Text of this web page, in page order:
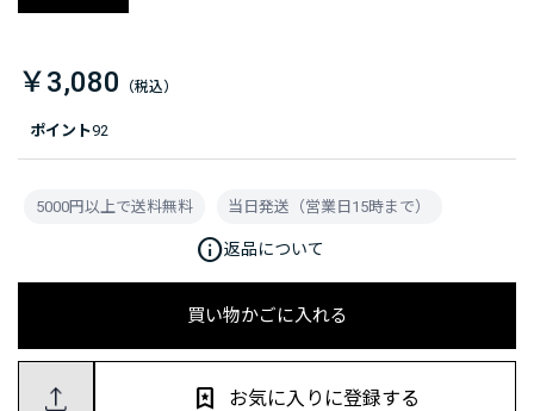
ポイント92
￥3,080
買い物かごに入れる
お気に入りに登録する
5000円以上で送料無料 当日発送（営業日15時まで）
info返品について